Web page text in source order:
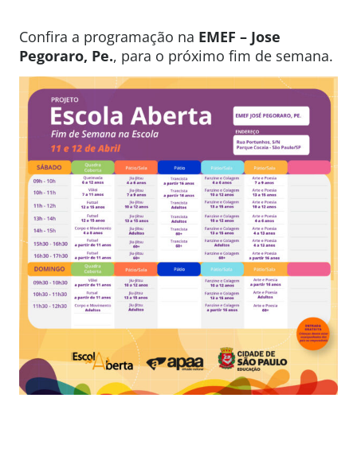
Confira a programação na EMEF – Jose
Pegoraro, Pe., para o próximo fim de semana.